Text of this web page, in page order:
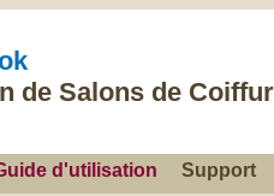
de Salons de
d'utilisation Support